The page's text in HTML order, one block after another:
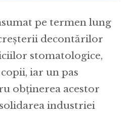
pe termen lung
decontărilor
stomatologice,
iar un pas
obținerea acestor
industriei